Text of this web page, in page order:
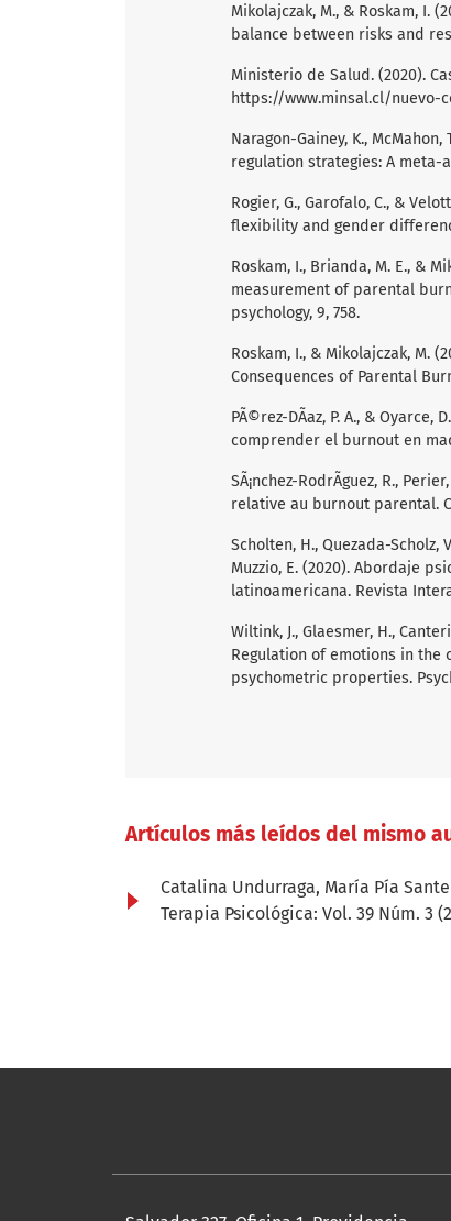
Mikolajczak, M., & Roskam, I.
balance between risks and
Ministerio de Salud. (2020).
https://www.minsal.cl/nuevo-
Naragon-Gainey, K., McMahon,
regulation strategies: A meta-
Rogier, G., Garofalo, C., &
flexibility and gender
Roskam, I., Brianda, M. E., &
measurement of parental
psychology, 9, 758.
Roskam, I., & Mikolajczak, M.
Consequences of Parental
PÃ©rez-DÃ­az, P. A., &
comprender el burnout en
SÃ¡nchez-RodrÃ­guez, R.,
relative au burnout parental.
Scholten, H., Quezada-Scholz,
Muzzio, E. (2020). Abordaje
latinoamericana. Revista
Wiltink, J., Glaesmer, H.,
Regulation of emotions in the
psychometric properties.
Artículos más leídos del mismo
Catalina Undurraga, María Pía
Terapia Psicológica: Vol. 39 Núm. 3